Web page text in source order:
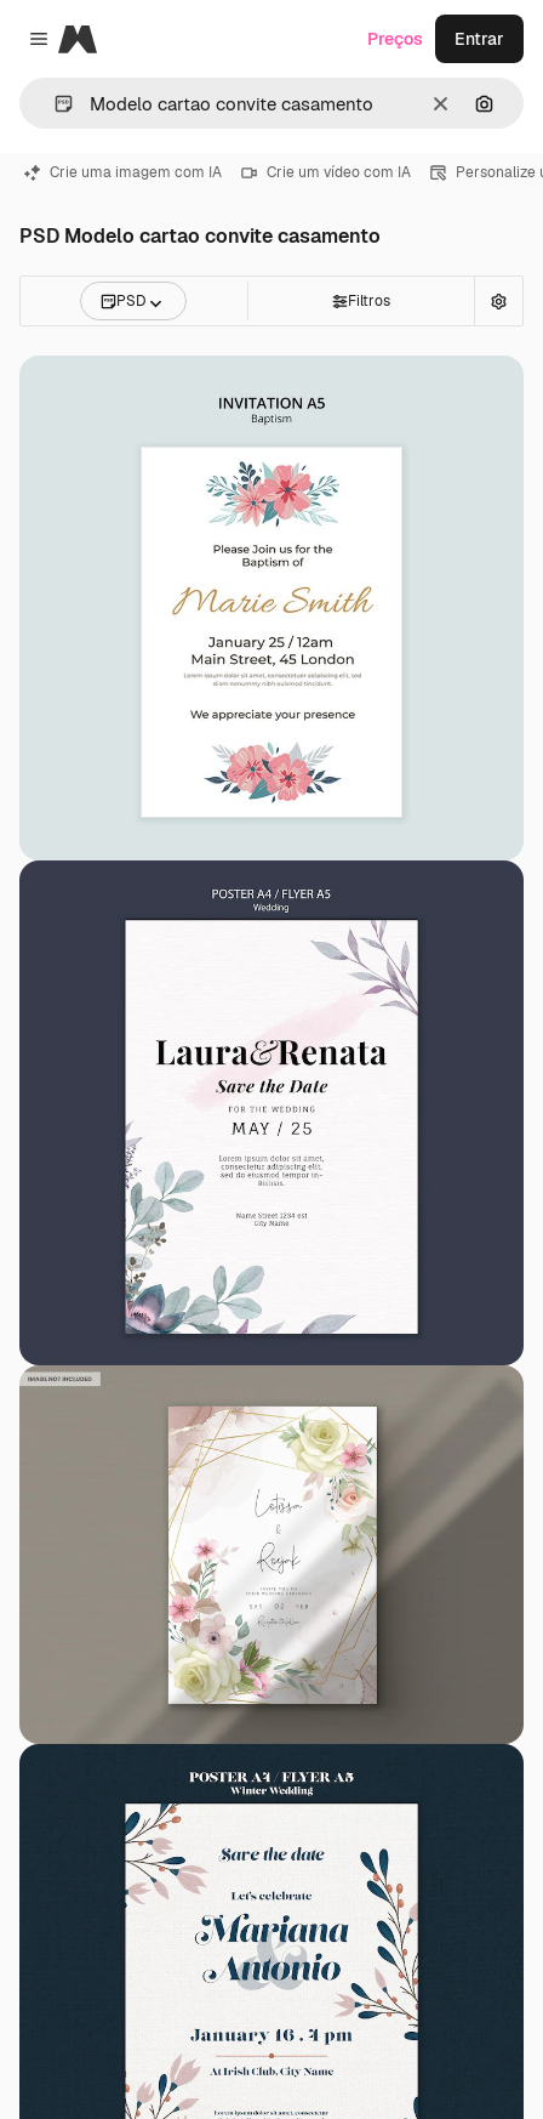
Close menu
Magnific
Limpar
Preços Entrar
Crie uma imagem com IA Crie um vídeo com IA Personalize
PSD Modelo cartao convite casamento
PSD Filtros